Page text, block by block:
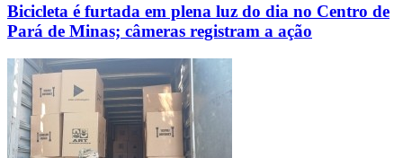
Bicicleta é furtada em plena luz do dia no Centro de
Pará de Minas; câmeras registram a ação